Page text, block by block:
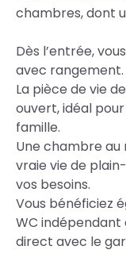
chambres, dont
Dès l’entrée,
avec rangement.
La pièce de vie
ouvert, idéal
famille.
Une chambre
vraie vie de
vos besoins.
Vous bénéficiez
WC indépendant
direct avec le